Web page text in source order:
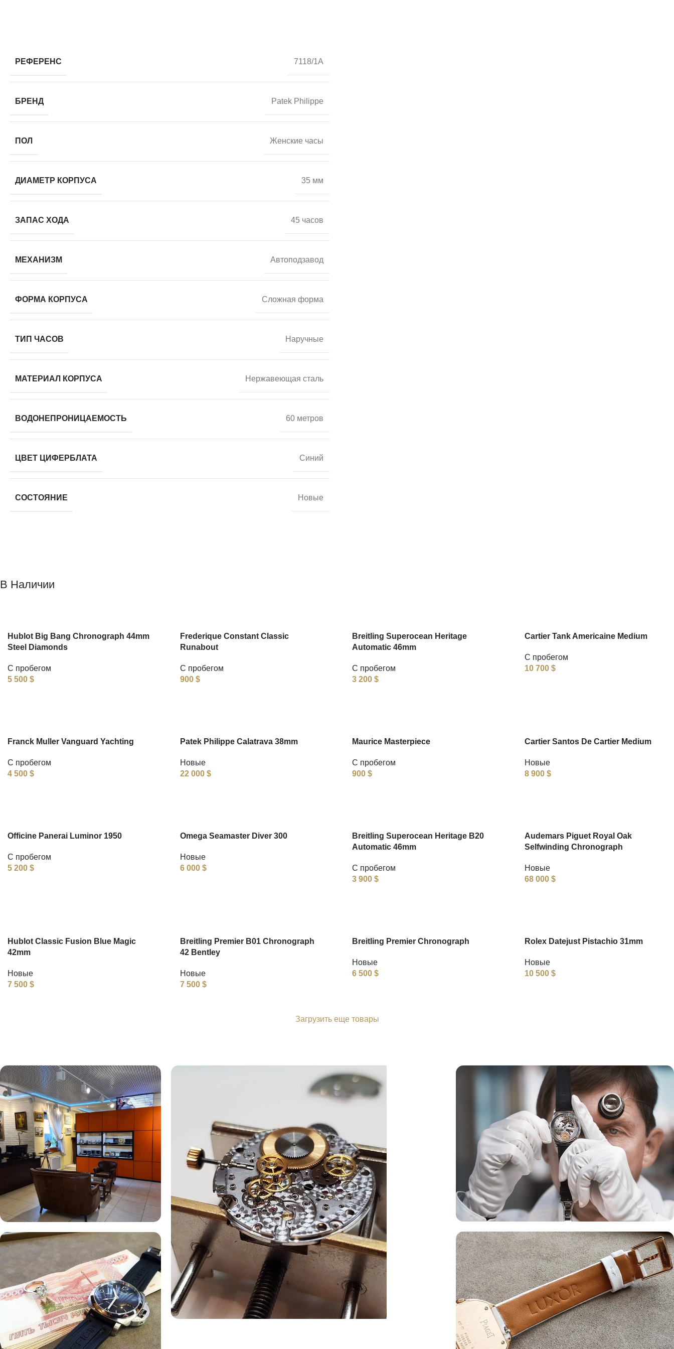
РЕФЕРЕНС 7118/1A
БРЕНД Patek Philippe
ПОЛ Женские часы
ДИАМЕТР КОРПУСА 35 мм
ЗАПАС ХОДА 45 часов
МЕХАНИЗМ Автоподзавод
ФОРМА КОРПУСА Сложная форма
ТИП ЧАСОВ Наручные
МАТЕРИАЛ КОРПУСА Нержавеющая сталь
ВОДОНЕПРОНИЦАЕМОСТЬ 60 метров
ЦВЕТ ЦИФЕРБЛАТА Синий
СОСТОЯНИЕ Новые
В Наличии
Hublot Big Bang Chronograph 44mm
Steel Diamonds
С пробегом
5 500 $
Frederique Constant Classic
Runabout
С пробегом
900 $
Breitling Superocean Heritage
Automatic 46mm
С пробегом
3 200 $
Cartier Tank Americaine Medium
С пробегом
10 700 $
Franck Muller Vanguard Yachting
С пробегом
4 500 $
Patek Philippe Calatrava 38mm
Новые
22 000 $
Maurice Masterpiece
С пробегом
900 $
Cartier Santos De Cartier Medium
Новые
8 900 $
Officine Panerai Luminor 1950
С пробегом
5 200 $
Omega Seamaster Diver 300
Новые
6 000 $
Breitling Superocean Heritage B20
Automatic 46mm
С пробегом
3 900 $
Audemars Piguet Royal Oak
Selfwinding Chronograph
Новые
68 000 $
Hublot Classic Fusion Blue Magic
42mm
Новые
7 500 $
Breitling Premier B01 Chronograph
42 Bentley
Новые
7 500 $
Breitling Premier Chronograph
Новые
6 500 $
Rolex Datejust Pistachio 31mm
Новые
10 500 $
Загрузить еще товары
Комиссионная продажа Оценка часов
«luxor-watch.ru» готов предложить вам лучшие условия
оценки часов и лучшие цены на изделия.
Подробнее